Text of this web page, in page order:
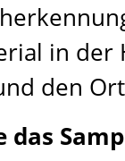
in der
den
das